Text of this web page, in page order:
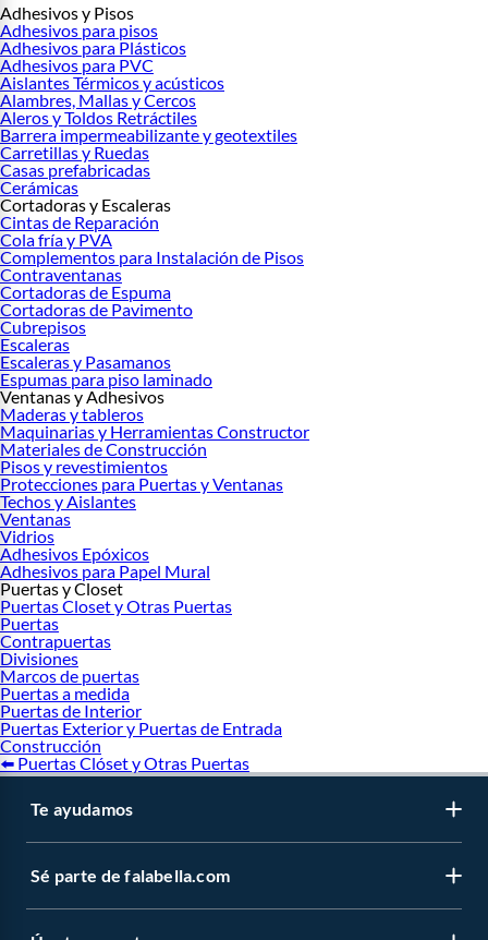
Adhesivos y Pisos
Adhesivos para pisos
Adhesivos para Plásticos
Adhesivos para PVC
Aislantes Térmicos y acústicos
Alambres, Mallas y Cercos
Aleros y Toldos Retráctiles
Barrera impermeabilizante y geotextiles
Carretillas y Ruedas
Casas prefabricadas
Cerámicas
Cortadoras y Escaleras
Cintas de Reparación
Cola fría y PVA
Complementos para Instalación de Pisos
Contraventanas
Cortadoras de Espuma
Cortadoras de Pavimento
Cubrepisos
Escaleras
Escaleras y Pasamanos
Espumas para piso laminado
Ventanas y Adhesivos
Maderas y tableros
Maquinarias y Herramientas Constructor
Materiales de Construcción
Pisos y revestimientos
Protecciones para Puertas y Ventanas
Techos y Aislantes
Ventanas
Vidrios
Adhesivos Epóxicos
Adhesivos para Papel Mural
Puertas y Closet
Puertas Closet y Otras Puertas
Puertas
Contrapuertas
Divisiones
Marcos de puertas
Puertas a medida
Puertas de Interior
Puertas Exterior y Puertas de Entrada
Construcción
⬅️ Puertas Clóset y Otras Puertas
Te ayudamos
Sé parte de falabella.com